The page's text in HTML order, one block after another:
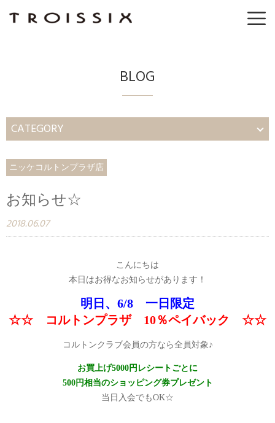
BLOG
CATEGORY
ニッケコルトンプラザ店
お知らせ☆
2018.06.07
こんにちは
本日はお得なお知らせがあります！
明日、6/8 一日限定
☆☆ コルトンプラザ 10％ペイバック ☆☆
コルトンクラブ会員の方なら全員対象♪
お買上げ5000円レシートごとに
500円相当のショッピング券プレゼント
当日入会でもOK☆